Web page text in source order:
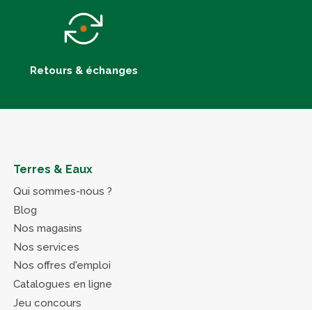
Retours & échanges
Terres & Eaux
Qui sommes-nous ?
Blog
Nos magasins
Nos services
Nos offres d'emploi
Catalogues en ligne
Jeu concours